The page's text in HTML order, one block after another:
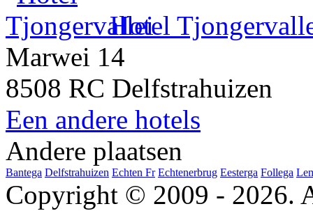
Hotel
Marwei 14
8508 RC Delfstrahuizen
Een andere hotels
Andere plaatsen
Bantega Delfstrahuizen Echten Fr Echtenerbrug Eesterga Follega
Copyright © 2009 - 2026.